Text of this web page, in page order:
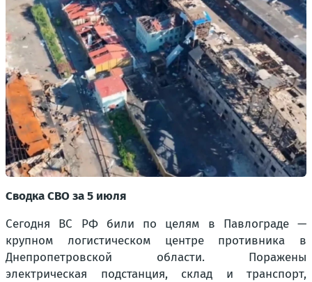
Сводка СВО за 5 июля
Сегодня ВС РФ били по целям в Павлограде —
крупном логистическом центре противника в
Днепропетровской области. Поражены
электрическая подстанция, склад и транспорт,